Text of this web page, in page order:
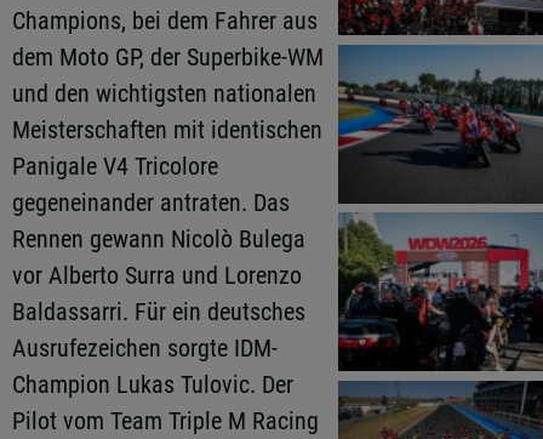
Champions, bei dem Fahrer aus
dem Moto GP, der Superbike-WM
und den wichtigsten nationalen
Meisterschaften mit identischen
Panigale V4 Tricolore
gegeneinander antraten. Das
Rennen gewann Nicolò Bulega
vor Alberto Surra und Lorenzo
Baldassarri. Für ein deutsches
Ausrufezeichen sorgte IDM-
Champion Lukas Tulovic. Der
Pilot vom Team Triple M Racing